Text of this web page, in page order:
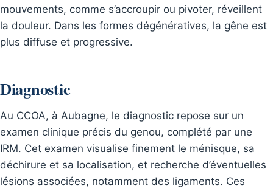
mouvements, comme s’accroupir ou pivoter, réveillent
la douleur. Dans les formes dégénératives, la gêne est
plus diffuse et progressive.
Diagnostic
Au CCOA, à Aubagne, le diagnostic repose sur un
examen clinique précis du genou, complété par une
IRM. Cet examen visualise finement le ménisque, sa
déchirure et sa localisation, et recherche d’éventuelles
lésions associées, notamment des ligaments. Ces